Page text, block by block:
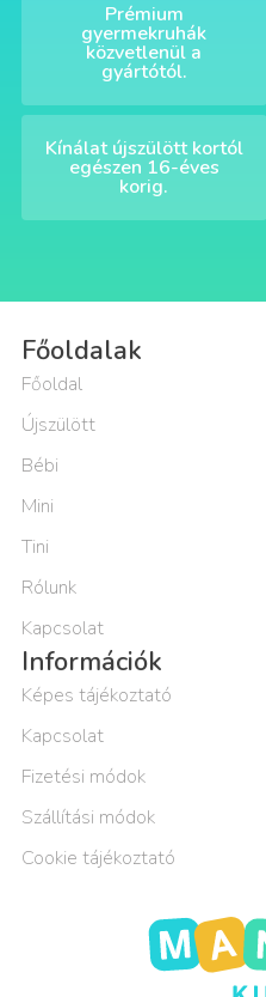
Prémium
gyermekruhák
közvetlenül a
gyártótól.
Kínálat újszülött kortól
egészen 16-éves
korig.
Főoldalak
Főoldal
Újszülött
Bébi
Mini
Tini
Rólunk
Kapcsolat
Információk
Képes tájékoztató
Kapcsolat
Fizetési módok
Szállítási módok
Cookie tájékoztató